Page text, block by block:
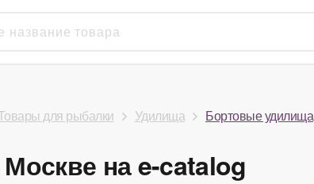
для рыбалки Удилища Бортовые удилища
на e-catalog